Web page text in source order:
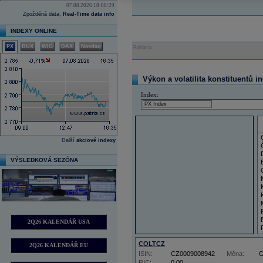
07.08.2026 18:00:29
Zpožděná data, Real-Time data info
INDEXY ONLINE
PX BUX WIG DAX Nasdaq
Další akciové indexy
VÝSLEDKOVÁ SEZÓNA
2Q26 KALENDÁŘ USA
2Q26 KALENDÁŘ EU
Reklama
Výkon a volatilita konstituentů
Index:
COLTCZ
ISIN: CZ0009008942 Měna: